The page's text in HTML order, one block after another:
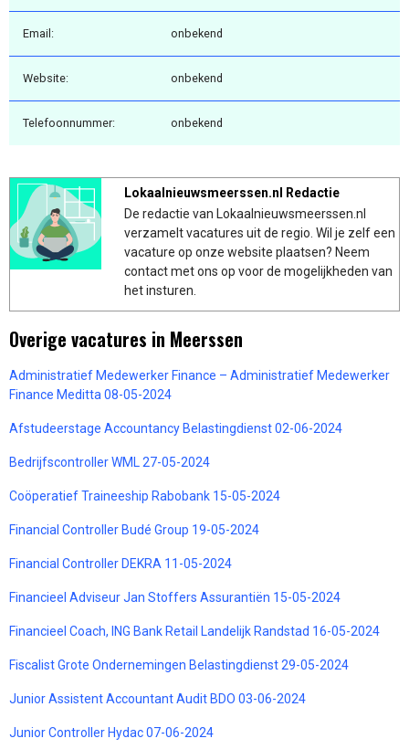
Email: onbekend
Website: onbekend
Telefoonnummer: onbekend
Lokaalnieuwsmeerssen.nl Redactie
De redactie van Lokaalnieuwsmeerssen.nl
verzamelt vacatures uit de regio. Wil je zelf een
vacature op onze website plaatsen? Neem
contact met ons op voor de mogelijkheden van
het insturen.
Overige vacatures in Meerssen
Administratief Medewerker Finance – Administratief Medewerker
Finance Meditta 08-05-2024
Afstudeerstage Accountancy Belastingdienst 02-06-2024
Bedrijfscontroller WML 27-05-2024
Coöperatief Traineeship Rabobank 15-05-2024
Financial Controller Budé Group 19-05-2024
Financial Controller DEKRA 11-05-2024
Financieel Adviseur Jan Stoffers Assurantiën 15-05-2024
Financieel Coach, ING Bank Retail Landelijk Randstad 16-05-2024
Fiscalist Grote Ondernemingen Belastingdienst 29-05-2024
Junior Assistent Accountant Audit BDO 03-06-2024
Junior Controller Hydac 07-06-2024